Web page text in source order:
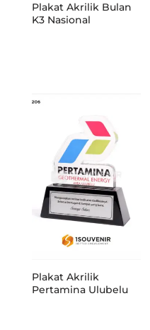
Plakat Akrilik Bulan
K3 Nasional
Plakat Akrilik
Pertamina Ulubelu